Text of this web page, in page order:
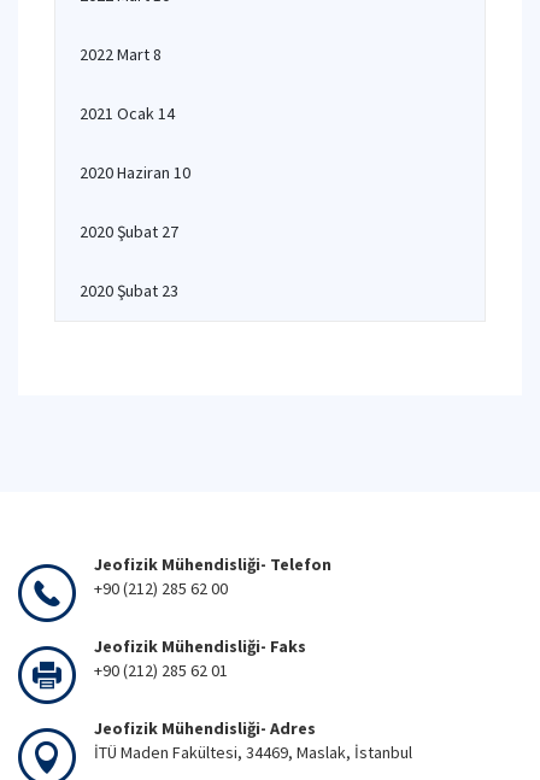
2022 Mart 8
2021 Ocak 14
2020 Haziran 10
2020 Şubat 27
2020 Şubat 23
Jeofizik Mühendisliği- Telefon
+90 (212) 285 62 00
Jeofizik Mühendisliği- Faks
+90 (212) 285 62 01
Jeofizik Mühendisliği- Adres
İTÜ Maden Fakültesi, 34469, Maslak, İstanbul